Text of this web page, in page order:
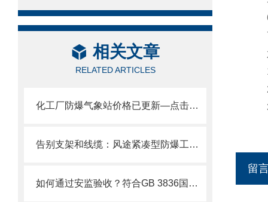
相关文章
RELATED ARTICLES
化工厂防爆气象站价格已更新—点击咨询获取风途最新防爆监测系统报价单
告别支架和线缆：风途紧凑型防爆工业小型气象站简化化工厂区监测部署！
如何通过安监验收？符合GB 3836国家标准的防爆气象站技术资质全解析
6
7
六
1
2
3
留